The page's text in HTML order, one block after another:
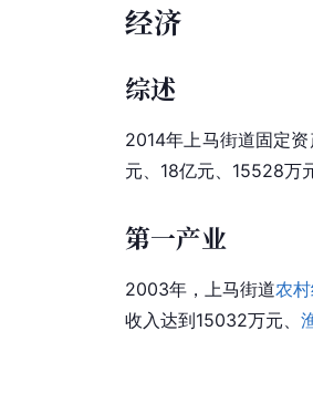
经济
综述
2014年上马街道固定
元、18亿元、15528万
第一产业
2003年，上马街道农
收入达到15032万元、